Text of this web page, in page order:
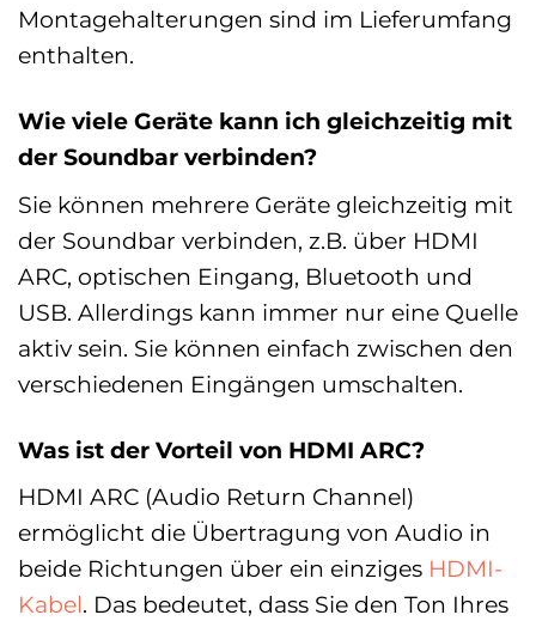
Montagehalterungen sind im Lieferumfang
enthalten.
Wie viele Geräte kann ich gleichzeitig mit
der Soundbar verbinden?
Sie können mehrere Geräte gleichzeitig mit
der Soundbar verbinden, z.B. über HDMI
ARC, optischen Eingang, Bluetooth und
USB. Allerdings kann immer nur eine Quelle
aktiv sein. Sie können einfach zwischen den
verschiedenen Eingängen umschalten.
Was ist der Vorteil von HDMI ARC?
HDMI ARC (Audio Return Channel)
ermöglicht die Übertragung von Audio in
beide Richtungen über ein einziges HDMI-
Kabel. Das bedeutet, dass Sie den Ton Ihres